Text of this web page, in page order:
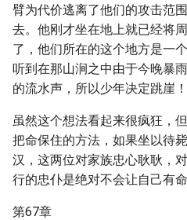
臂为代价逃离了他们的攻击范
去。他刚才坐在地上就已经将
了，他们所在的这个地方是一
听到在那山涧之中由于今晚暴
的流水声，所以少年决定跳崖！
虽然这个想法看起来很疯狂，
把命保住的方法，如果坐以待
汉，这两位对家族忠心耿耿，
行的忠仆是绝对不会让自己有
第67章